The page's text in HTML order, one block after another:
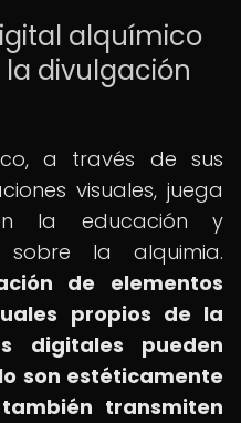
alquímico
divulgación
a través de sus
visuales, juega
la educación y
sobre la alquimia.
de elementos
propios de la
digitales pueden
son estéticamente
transmiten